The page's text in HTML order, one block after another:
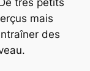
mais
des